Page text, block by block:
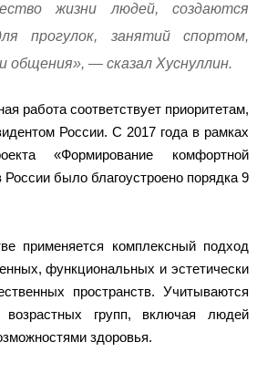
жизни людей, создаются
прогулок, занятий спортом,
общения», — сказал Хуснуллин.
работа соответствует приоритетам,
России. С 2017 года в рамках
«Формирование комфортной
России было благоустроено порядка 9
применяется комплексный подход
функциональных и эстетически
пространств. Учитываются
возрастных групп, включая людей
здоровья.